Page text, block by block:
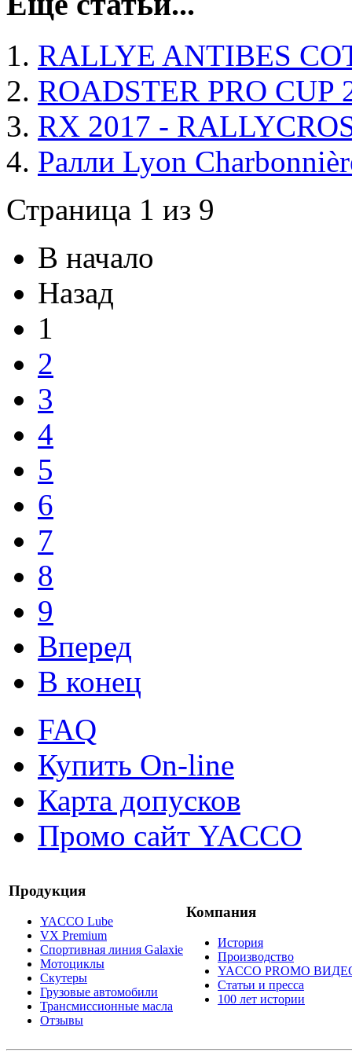
RALLYE ANTIBES
ROADSTER PRO CUP
RX 2017 -
Ралли Lyon
Страница 1 из 9
В начало
Назад
1
2
3
4
5
6
7
8
9
Вперед
В конец
FAQ
Купить On-line
Карта допусков
Промо сайт YACCO
Продукция
YACCO Lube
VX Premium
Спортивная линия Galaxie
Мотоциклы
Скутеры
Грузовые автомобили
Трансмиссионные масла
Отзывы
Компания
История
Производство
YACCO PROMO
Статьи и пресса
100 лет истории